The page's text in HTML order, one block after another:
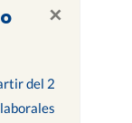
×
del 2